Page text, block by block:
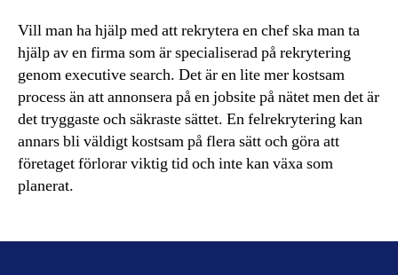
Vill man ha hjälp med att rekrytera en chef ska man ta
hjälp av en firma som är specialiserad på rekrytering
genom executive search. Det är en lite mer kostsam
process än att annonsera på en jobsite på nätet men det är
det tryggaste och säkraste sättet. En felrekrytering kan
annars bli väldigt kostsam på flera sätt och göra att
företaget förlorar viktig tid och inte kan växa som
planerat.